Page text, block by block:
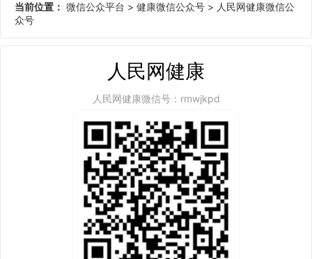
当前位置： 微信公众平台 > 健康微信公众号 > 人民网健康微信公
众号
人民网健康
人民网健康微信号：rmwjkpd